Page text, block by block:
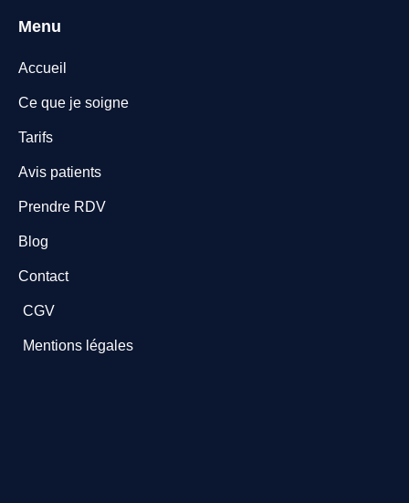
Menu
Accueil
Ce que je soigne
Tarifs
Avis patients
Prendre RDV
Blog
Contact
CGV
Mentions légales